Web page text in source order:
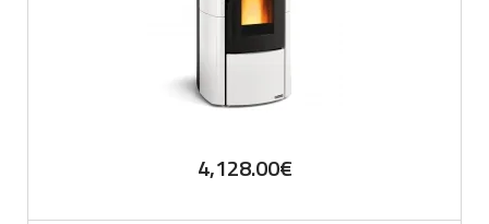
4,128.00€